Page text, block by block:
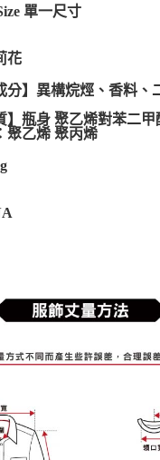
單一尺寸
花
分】異構烷烴、香料、
】瓶身 聚乙烯對苯二甲
聚乙烯 聚丙烯